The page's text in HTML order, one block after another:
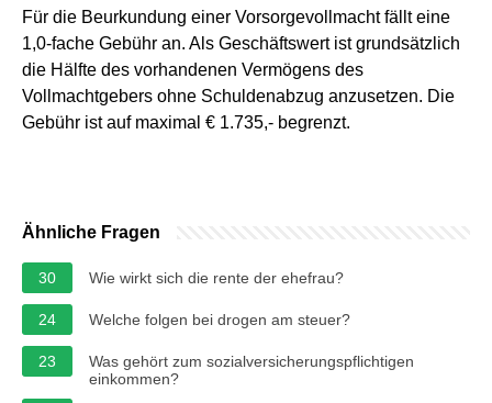
Für die Beurkundung einer Vorsorgevollmacht fällt eine
1,0-fache Gebühr an. Als Geschäftswert ist grundsätzlich
die Hälfte des vorhandenen Vermögens des
Vollmachtgebers ohne Schuldenabzug anzusetzen. Die
Gebühr ist auf maximal € 1.735,- begrenzt.
Ähnliche Fragen
30 Wie wirkt sich die rente der ehefrau?
24 Welche folgen bei drogen am steuer?
23
Was gehört zum sozialversicherungspflichtigen
einkommen?